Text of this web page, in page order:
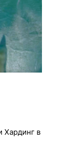
Хардинг в